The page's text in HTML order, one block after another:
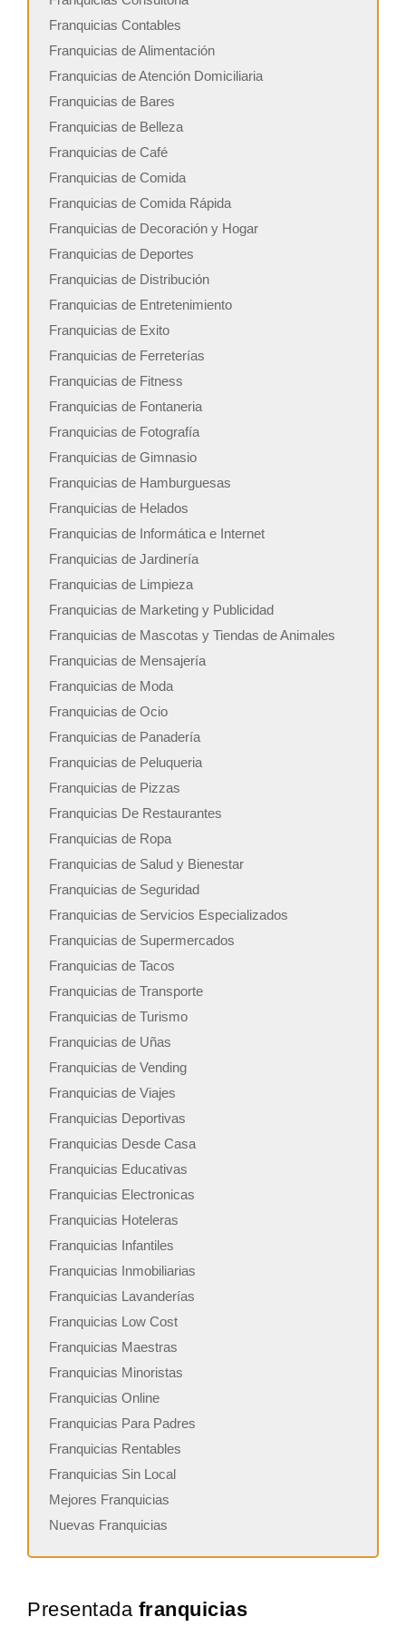
Franquicias Contables
Franquicias de Alimentación
Franquicias de Atención Domiciliaria
Franquicias de Bares
Franquicias de Belleza
Franquicias de Café
Franquicias de Comida
Franquicias de Comida Rápida
Franquicias de Decoración y Hogar
Franquicias de Deportes
Franquicias de Distribución
Franquicias de Entretenimiento
Franquicias de Exito
Franquicias de Ferreterías
Franquicias de Fitness
Franquicias de Fontaneria
Franquicias de Fotografía
Franquicias de Gimnasio
Franquicias de Hamburguesas
Franquicias de Helados
Franquicias de Informática e Internet
Franquicias de Jardinería
Franquicias de Limpieza
Franquicias de Marketing y Publicidad
Franquicias de Mascotas y Tiendas de Animales
Franquicias de Mensajería
Franquicias de Moda
Franquicias de Ocio
Franquicias de Panadería
Franquicias de Peluqueria
Franquicias de Pizzas
Franquicias De Restaurantes
Franquicias de Ropa
Franquicias de Salud y Bienestar
Franquicias de Seguridad
Franquicias de Servicios Especializados
Franquicias de Supermercados
Franquicias de Tacos
Franquicias de Transporte
Franquicias de Turismo
Franquicias de Uñas
Franquicias de Vending
Franquicias de Viajes
Franquicias Deportivas
Franquicias Desde Casa
Franquicias Educativas
Franquicias Electronicas
Franquicias Hoteleras
Franquicias Infantiles
Franquicias Inmobiliarias
Franquicias Lavanderías
Franquicias Low Cost
Franquicias Maestras
Franquicias Minoristas
Franquicias Online
Franquicias Para Padres
Franquicias Rentables
Franquicias Sin Local
Mejores Franquicias
Nuevas Franquicias
Presentada franquicias